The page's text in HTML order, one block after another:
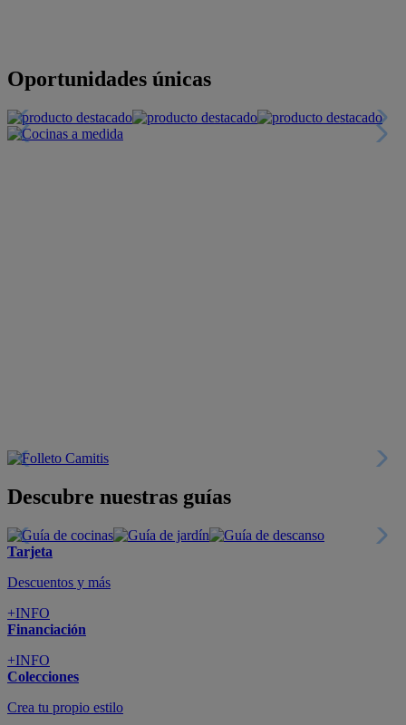
Crea tu propio estilo
Tranquilidad
6 años de Garantía Plus
+INFO
Catálogos
Miles de productos
+INFO
Por teléfono
Llámanos y compra
+INFO